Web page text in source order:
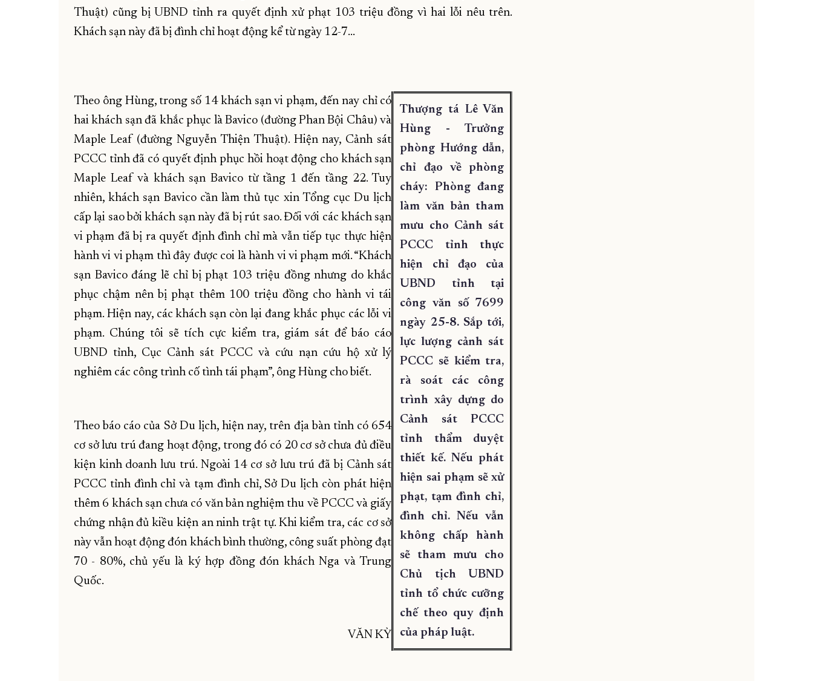
Thuật) cũng bị UBND tỉnh ra quyết định xử phạt 103 triệu đồng vì hai lỗi nêu trên.
Khách sạn này đã bị đình chỉ hoạt động kể từ ngày 12-7…
Thượng tá Lê Văn
Hùng - Trưởng
phòng Hướng dẫn,
chỉ đạo về phòng
cháy: Phòng đang
làm văn bản tham
mưu cho Cảnh sát
PCCC tỉnh thực
hiện chỉ đạo của
UBND tỉnh tại
công văn số 7699
ngày 25-8. Sắp tới,
lực lượng cảnh sát
PCCC sẽ kiểm tra,
rà soát các công
trình xây dựng do
Cảnh sát PCCC
tỉnh thẩm duyệt
thiết kế. Nếu phát
hiện sai phạm sẽ xử
phạt, tạm đình chỉ,
đình chỉ. Nếu vẫn
không chấp hành
sẽ tham mưu cho
Chủ tịch UBND
tỉnh tổ chức cưỡng
chế theo quy định
của pháp luật.
Theo ông Hùng, trong số 14 khách sạn vi phạm, đến nay chỉ có
hai khách sạn đã khắc phục là Bavico (đường Phan Bội Châu) và
Maple Leaf (đường Nguyễn Thiện Thuật). Hiện nay, Cảnh sát
PCCC tỉnh đã có quyết định phục hồi hoạt động cho khách sạn
Maple Leaf và khách sạn Bavico từ tầng 1 đến tầng 22. Tuy
nhiên, khách sạn Bavico cần làm thủ tục xin Tổng cục Du lịch
cấp lại sao bởi khách sạn này đã bị rút sao. Đối với các khách sạn
vi phạm đã bị ra quyết định đình chỉ mà vẫn tiếp tục thực hiện
hành vi vi phạm thì đây được coi là hành vi vi phạm mới. “Khách
sạn Bavico đáng lẽ chỉ bị phạt 103 triệu đồng nhưng do khắc
phục chậm nên bị phạt thêm 100 triệu đồng cho hành vi tái
phạm. Hiện nay, các khách sạn còn lại đang khắc phục các lỗi vi
phạm. Chúng tôi sẽ tích cực kiểm tra, giám sát để báo cáo
UBND tỉnh, Cục Cảnh sát PCCC và cứu nạn cứu hộ xử lý
nghiêm các công trình cố tình tái phạm”, ông Hùng cho biết.
Theo báo cáo của Sở Du lịch, hiện nay, trên địa bàn tỉnh có 654
cơ sở lưu trú đang hoạt động, trong đó có 20 cơ sở chưa đủ điều
kiện kinh doanh lưu trú. Ngoài 14 cơ sở lưu trú đã bị Cảnh sát
PCCC tỉnh đình chỉ và tạm đình chỉ, Sở Du lịch còn phát hiện
thêm 6 khách sạn chưa có văn bản nghiệm thu về PCCC và giấy
chứng nhận đủ kiều kiện an ninh trật tự. Khi kiểm tra, các cơ sở
này vẫn hoạt động đón khách bình thường, công suất phòng đạt
70 - 80%, chủ yếu là ký hợp đồng đón khách Nga và Trung
Quốc.
VĂN KỲ